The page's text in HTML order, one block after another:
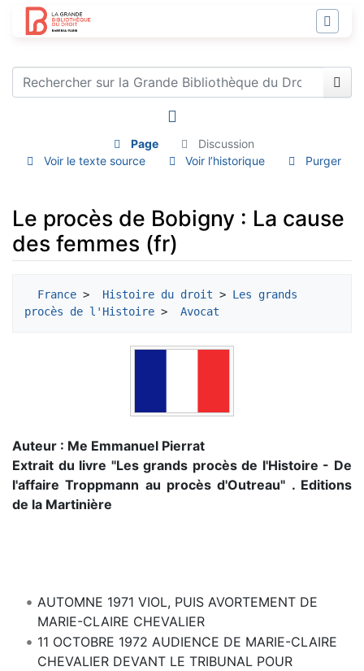
Page
Discussion
Voir le texte source
Voir l’historique Purger
Le procès de Bobigny : La cause
des femmes (fr)
France > Histoire du droit > Les grands
procès de l'Histoire > Avocat
Auteur : Me Emmanuel Pierrat
Extrait du livre "Les grands procès de l'Histoire - De
l'affaire Troppmann au procès d'Outreau" . Editions
de la Martinière
AUTOMNE 1971 VIOL, PUIS AVORTEMENT DE
MARIE-CLAIRE CHEVALIER
11 OCTOBRE 1972 AUDIENCE DE MARIE-CLAIRE
CHEVALIER DEVANT LE TRIBUNAL POUR